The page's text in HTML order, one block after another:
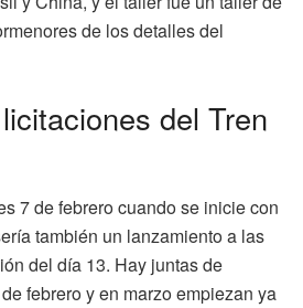
de los detalles del
del Tren
7 de febrero cuando se inicie con
también un lanzamiento a las
del día 13. Hay juntas de
febrero y en marzo empiezan ya